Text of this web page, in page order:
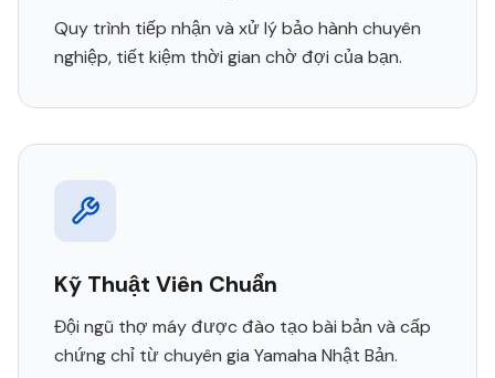
Quy trình tiếp nhận và xử lý bảo hành chuyên
nghiệp, tiết kiệm thời gian chờ đợi của bạn.
Kỹ Thuật Viên Chuẩn
Đội ngũ thợ máy được đào tạo bài bản và cấp
chứng chỉ từ chuyên gia Yamaha Nhật Bản.